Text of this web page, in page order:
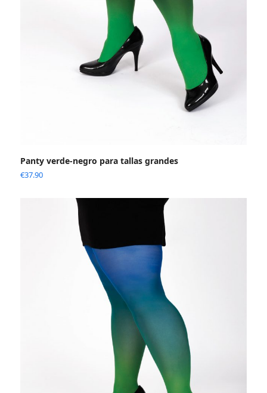
Panty verde-negro para tallas grandes
€37.90